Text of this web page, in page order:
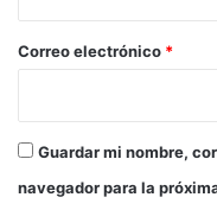
*
Correo electrónico *
Guardar mi nombre,
navegador para la